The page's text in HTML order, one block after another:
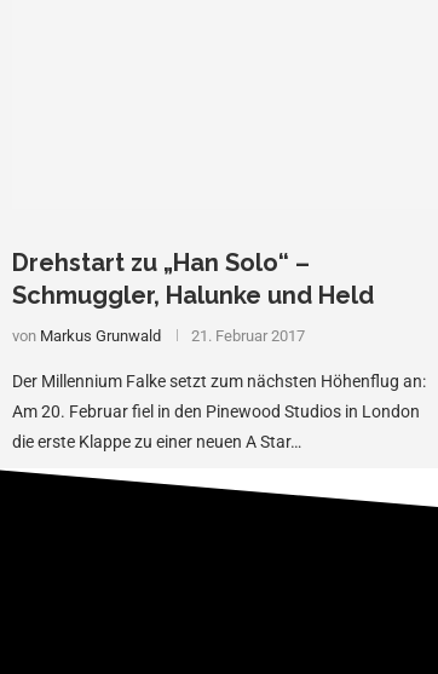
Drehstart zu „Han Solo“ –
Schmuggler, Halunke und Held
von Markus Grunwald 21. Februar 2017
Der Millennium Falke setzt zum nächsten Höhenflug an:
Am 20. Februar fiel in den Pinewood Studios in London
die erste Klappe zu einer neuen A Star…